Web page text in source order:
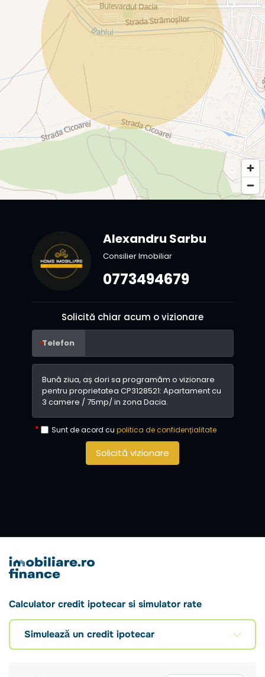
Alexandru Sarbu
Consilier Imobiliar
0773494679
Solicită chiar acum o vizionare
Telefon
Sunt de acord cu politica de confidențialitate
Solicită vizionare